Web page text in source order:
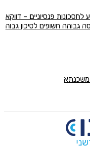
לחסכונות פנסיוניים – דווקא
גבוהה חשופים לסיכון גבוה
משכנתא